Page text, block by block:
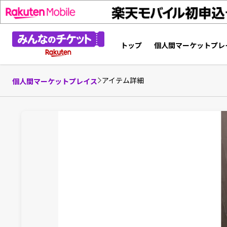
トップ 個人間マーケットプレ
個人間マーケットプレイス アイテム詳細